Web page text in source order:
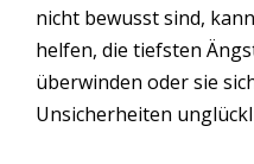
nicht bewusst sind,
helfen, die tiefsten
überwinden oder sie
Unsicherheiten